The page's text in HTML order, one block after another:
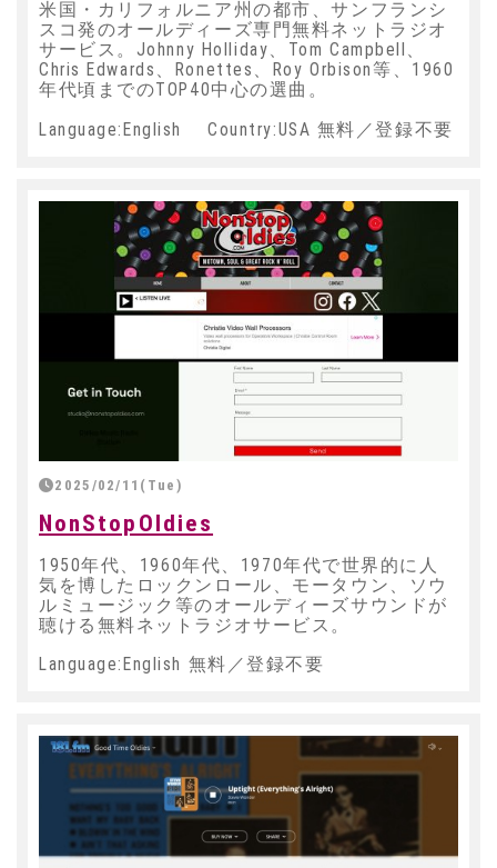
米国・カリフォルニア州の都市、サンフランシ
スコ発のオールディーズ専門無料ネットラジオ
サービス。Johnny Holliday、Tom Campbell、
Chris Edwards、Ronettes、Roy Orbison等、1960
年代頃までのTOP40中心の選曲。
Language:English Country:USA 無料／登録不要
2025/02/11(Tue)
NonStopOldies
1950年代、1960年代、1970年代で世界的に人
気を博したロックンロール、モータウン、ソウ
ルミュージック等のオールディーズサウンドが
聴ける無料ネットラジオサービス。
Language:English 無料／登録不要